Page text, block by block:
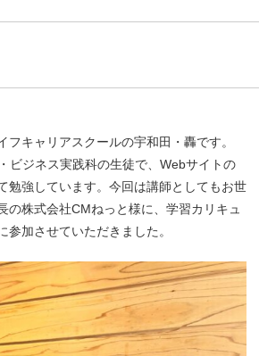
フキャリアスクールの宇和田・轟です。
ビジネス実践科の生徒で、Webサイトの
勉強しています。今回は講師としてもお世
の株式会社CMねっと様に、学習カリキュ
参加させていただきました。